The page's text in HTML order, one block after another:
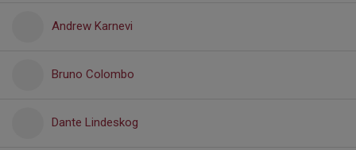
Andrew Karnevi
Bruno Colombo
Dante Lindeskog